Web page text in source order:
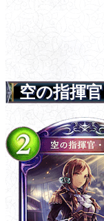
空の指揮